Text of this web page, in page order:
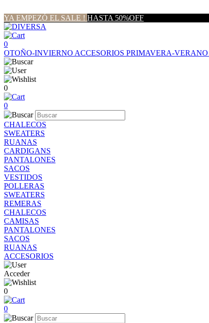
YA EMPEZÓ EL SALE ! HASTA 50%OFF
0
OTOÑO-INVIERNO ACCESORIOS PRIMAVERA-VERANO
0
0
CHALECOS
SWEATERS
RUANAS
CARDIGANS
PANTALONES
SACOS
VESTIDOS
POLLERAS
SWEATERS
REMERAS
CHALECOS
CAMISAS
PANTALONES
SACOS
RUANAS
ACCESORIOS
Acceder
0
0